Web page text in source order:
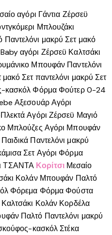
αγόρι Γάντια Ζέρσεϋ
Μπλουζάκι
Παντελόνι μακρύ Σετ μακό
Baby αγόρι Ζέρσεϋ Καλτσάκι
Μπουφάν Παντελόνι
μακό Σετ παντελόνι μακρύ Σετ
κασκόλ Φόρμα Φούτερ 0-24
Αξεσουάρ Αγόρι
Αγόρι Ζέρσεϋ Μαγιό
Μπλούζες Αγόρι Μπουφάν
Παιδικά Παντελόνι μακρύ
Σετ Αγόρι Φόρμα
ΤΣΑΝΤΑ Κορίτσι Μεσαίο
Κολάν Μπουφάν Παλτό
Φόρεμα Φόρμα Φούστα
Καλτσάκι Κολάν Κορδέλα
Παλτό Παντελόνι μακρύ
κασκόλ Στέκα